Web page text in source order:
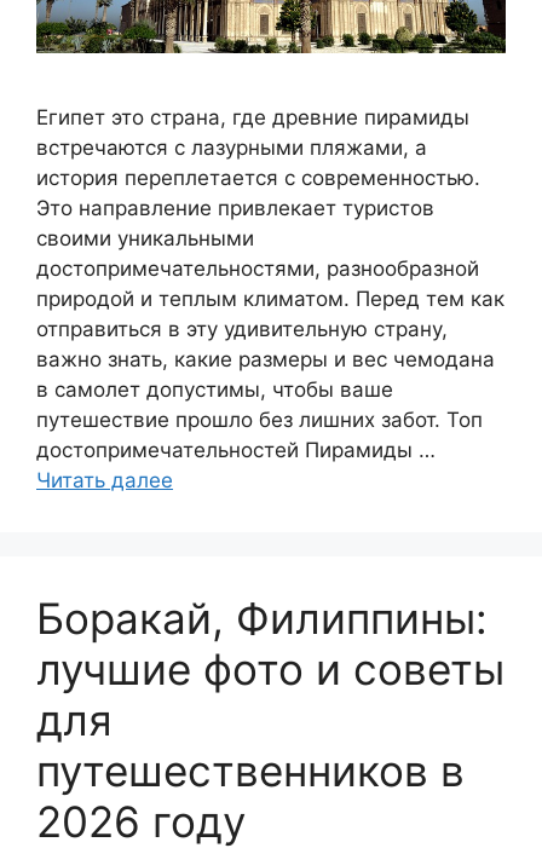
Египет это страна, где древние пирамиды
встречаются с лазурными пляжами, а
история переплетается с современностью.
Это направление привлекает туристов
своими уникальными
достопримечательностями, разнообразной
природой и теплым климатом. Перед тем как
отправиться в эту удивительную страну,
важно знать, какие размеры и вес чемодана
в самолет допустимы, чтобы ваше
путешествие прошло без лишних забот. Топ
достопримечательностей Пирамиды …
Читать далее
Боракай, Филиппины:
лучшие фото и советы
для
путешественников в
2026 году